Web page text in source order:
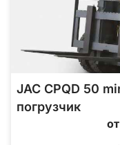
JAC CPQD 50
погрузчик